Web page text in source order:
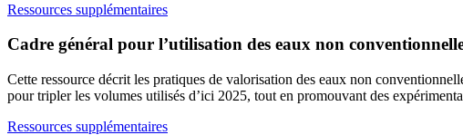
Ressources supplémentaires
Cadre général pour l’utilisation des eaux non
Cette ressource décrit les pratiques de valorisation des eaux non
pour tripler les volumes utilisés d’ici 2025, tout en promouvant des
Ressources supplémentaires